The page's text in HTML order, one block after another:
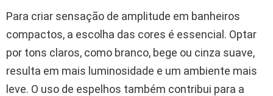
Para criar sensação de amplitude em banheiros
compactos, a escolha das cores é essencial. Optar
por tons claros, como branco, bege ou cinza suave,
resulta em mais luminosidade e um ambiente mais
leve. O uso de espelhos também contribui para a